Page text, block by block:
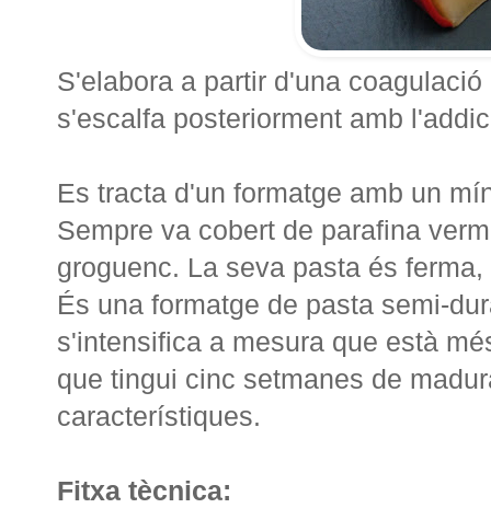
S'elabora a partir d'una
s'escalfa posteriorment amb
Es tracta d'un formatge amb un
Sempre va cobert de parafina
groguenc. La seva pasta és
És una formatge de pasta semi-
s'intensifica a mesura que està
que tingui cinc setmanes de
característiques.
Fitxa tècnica: